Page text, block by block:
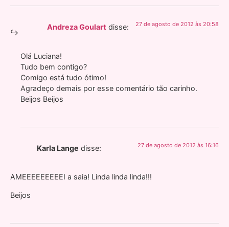
Andreza Goulart disse: 27 de agosto de 2012 às 20:58
Olá Luciana!
Tudo bem contigo?
Comigo está tudo ótimo!
Agradeço demais por esse comentário tão carinho.
Beijos Beijos
Karla Lange disse: 27 de agosto de 2012 às 16:16
AMEEEEEEEEEI a saia! Linda linda linda!!!
Beijos